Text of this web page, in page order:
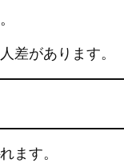
差があります。
ます。